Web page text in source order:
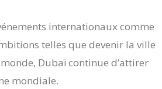
internationaux comme
telles que devenir la ville
Dubaï continue d’attirer
mondiale.